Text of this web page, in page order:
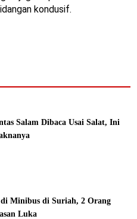
kondusif.
Salam Dibaca Usai Salat, Ini
Minibus di Suriah, 2 Orang
Luka